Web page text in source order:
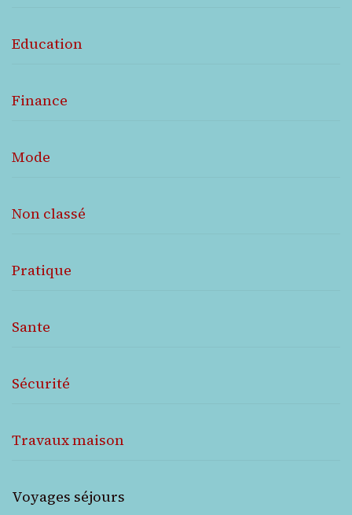
Education
Finance
Mode
Non classé
Pratique
Sante
Sécurité
Travaux maison
Voyages séjours